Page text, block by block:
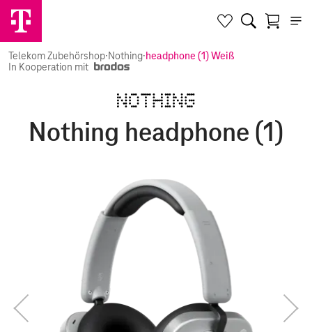
Telekom Zubehörshop·Nothing·headphone (1) Weiß
In Kooperation mit
Nothing headphone (1)